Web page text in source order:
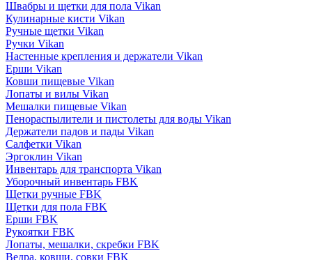
Швабры и щетки для пола Vikan
Кулинарные кисти Vikan
Ручные щетки Vikan
Ручки Vikan
Настенные крепления и держатели Vikan
Ерши Vikan
Ковши пищевые Vikan
Лопаты и вилы Vikan
Мешалки пищевые Vikan
Пенораспылители и пистолеты для воды Vikan
Держатели падов и пады Vikan
Салфетки Vikan
Эргоклин Vikan
Инвентарь для транспорта Vikan
Уборочный инвентарь FBK
Щетки ручные FBK
Щетки для пола FBK
Ерши FBK
Рукоятки FBK
Лопаты, мешалки, скребки FBK
Ведра, ковши, совки FBK